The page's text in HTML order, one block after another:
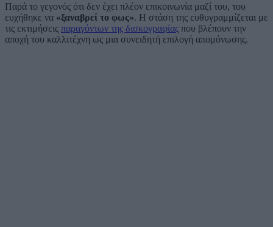
Παρά το γεγονός ότι δεν έχει πλέον επικοινωνία μαζί του, του
ευχήθηκε να «ξαναβρεί το φως». Η στάση της ευθυγραμμίζεται με
τις εκτιμήσεις παραγόντων της δισκογραφίας που βλέπουν την
αποχή του καλλιτέχνη ως μια συνειδητή επιλογή απομόνωσης.